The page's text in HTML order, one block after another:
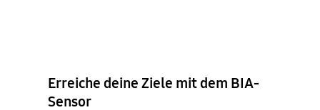
Erreiche deine Ziele mit dem BIA-
Sensor